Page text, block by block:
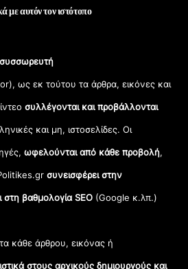
με αυτόν τον ιστότοπο
ως εκ τούτου τα άρθρα, εικόνες και
συλλέγονται και προβάλλονται
και μη, ιστοσελίδες. Οι
ωφελούνται από κάθε προβολή,
συνεισφέρει στην
στη βαθμολογία SEO (Google κ.λπ.)
κάθε άρθρου, εικόνας ή
στους αρχικούς δημιουργούς και